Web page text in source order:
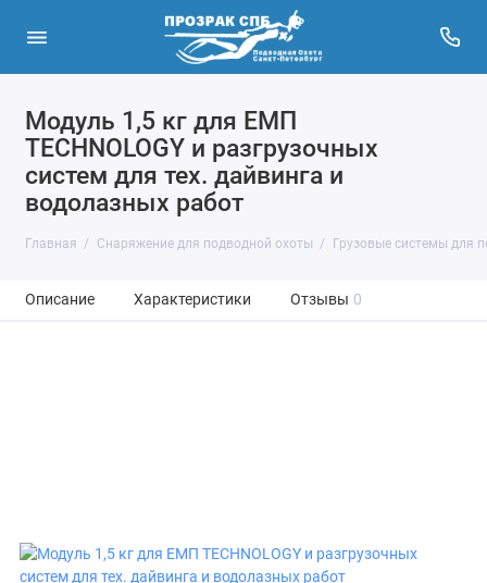
Модуль 1,5 кг для ЕМП
TECHNOLOGY и разгрузочных
систем для тех. дайвинга и
водолазных работ
Главная Снаряжение для подводной охоты Грузовые системы для
Описание Характеристики Отзывы 0